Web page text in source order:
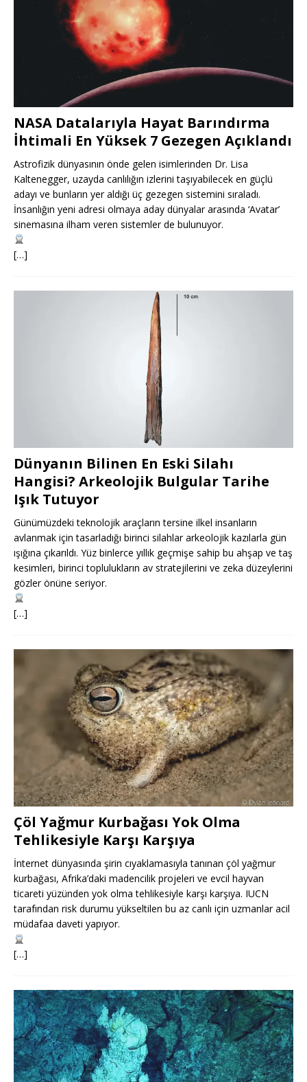
NASA Datalarıyla Hayat Barındırma
İhtimali En Yüksek 7 Gezegen Açıklandı
Astrofizik dünyasının önde gelen isimlerinden Dr. Lisa
Kaltenegger, uzayda canlılığın izlerini taşıyabilecek en güçlü
adayı ve bunların yer aldığı üç gezegen sistemini sıraladı.
İnsanlığın yeni adresi olmaya aday dünyalar arasında ‘Avatar’
sinemasına ilham veren sistemler de bulunuyor.
[…]
Dünyanın Bilinen En Eski Silahı
Hangisi? Arkeolojik Bulgular Tarihe
Işık Tutuyor
Günümüzdeki teknolojik araçların tersine ilkel insanların
avlanmak için tasarladığı birinci silahlar arkeolojik kazılarla gün
ışığına çıkarıldı. Yüz binlerce yıllık geçmişe sahip bu ahşap ve taş
kesimleri, birinci toplulukların av stratejilerini ve zeka düzeylerini
gözler önüne seriyor.
[…]
Çöl Yağmur Kurbağası Yok Olma
Tehlikesiyle Karşı Karşıya
İnternet dünyasında şirin cıyaklamasıyla tanınan çöl yağmur
kurbağası, Afrika’daki madencilik projeleri ve evcil hayvan
ticareti yüzünden yok olma tehlikesiyle karşı karşıya. IUCN
tarafından risk durumu yükseltilen bu az canlı için uzmanlar acil
müdafaa daveti yapıyor.
[…]